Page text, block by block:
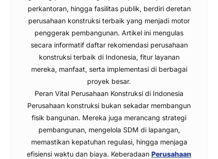
perkantoran, hingga fasilitas publik, berdiri deretan
perusahaan konstruksi terbaik yang menjadi motor
penggerak pembangunan. Artikel ini mengulas
secara informatif daftar rekomendasi perusahaan
konstruksi terbaik di Indonesia, fitur layanan
mereka, manfaat, serta implementasi di berbagai
proyek besar.
Peran Vital Perusahaan Konstruksi di Indonesia
Perusahaan konstruksi bukan sekadar membangun
fisik bangunan. Mereka juga merancang strategi
pembangunan, mengelola SDM di lapangan,
memastikan kepatuhan regulasi, hingga menjaga
efisiensi waktu dan biaya. Keberadaan Perusahaan